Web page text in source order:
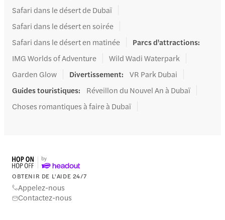
Safari dans le désert de Dubaï
Safari dans le désert en soirée
Safari dans le désert en matinée
Parcs d'attractions:
IMG Worlds of Adventure
Wild Wadi Waterpark
Garden Glow
Divertissement:
VR Park Dubai
Guides touristiques:
Réveillon du Nouvel An à Dubaï
Choses romantiques à faire à Dubaï
OBTENIR DE L'AIDE 24/7
Appelez-nous
Contactez-nous